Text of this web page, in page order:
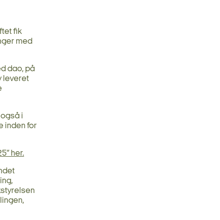
fik
med
dao, på
leveret
i
inden for
her.